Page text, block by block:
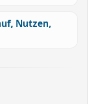
Nutzen,